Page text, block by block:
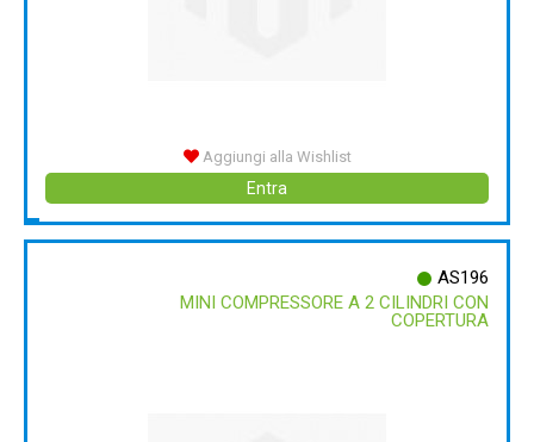
Aggiungi alla Wishlist
Entra
AS196
MINI COMPRESSORE A 2 CILINDRI CON
COPERTURA